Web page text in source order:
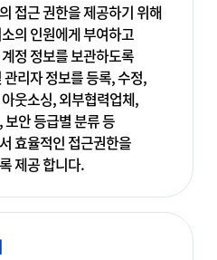
접근 권한을 제공하기 위해
의 인원에게 부여하고
정 정보를 보관하도록
관리자 정보를 등록, 수정,
웃소싱, 외부협력업체,
보안 등급별 분류 등
효율적인 접근권한을
제공 합니다.